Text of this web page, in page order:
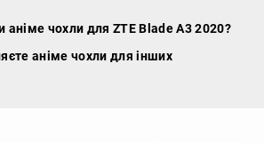
аніме чохли для ZTE Blade A3 2020?
аніме чохли для інших